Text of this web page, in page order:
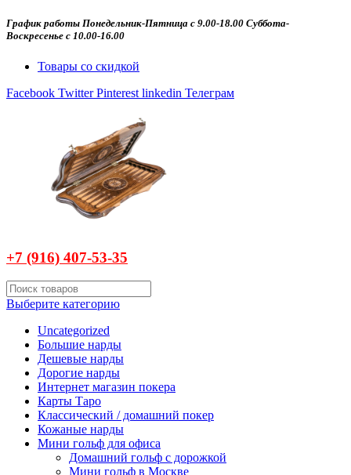
График работы Понедельник-Пятница с 9.00-18.00 Суббота-
Воскресенье с 10.00-16.00
Товары со скидкой
Facebook Twitter Pinterest linkedin Телеграм
+7 (916) 407-53-35
Выберите категорию
Uncategorized
Большие нарды
Дешевые нарды
Дорогие нарды
Интернет магазин покера
Карты Таро
Классический / домашний покер
Кожаные нарды
Мини гольф для офиса
Домашний гольф с дорожкой
Мини гольф в Москве